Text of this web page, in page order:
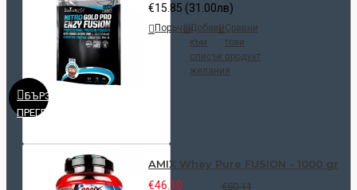
БЪРЗ
ПРЕГЛЕД
€15.85 (31.00лв)
ПоръчайДобави
към
списък с
желания
Сравни
този
продукт
AMIX Whey Pure FUSION - 1000 gr
€46.10
€50.11